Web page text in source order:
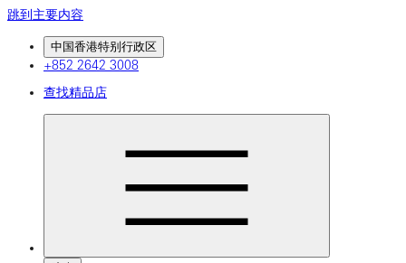
跳到主要内容
中国香港特别行政区
+852 2642 3008
查找精品店